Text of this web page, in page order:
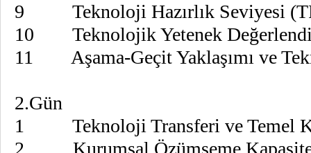
9 Teknoloji Hazırlık Seviyesi
10 Teknolojik Yetenek
11 Aşama-Geçit Yaklaşımı ve
2.Gün
1 Teknoloji Transferi ve Temel
2 Kurumsal Özümseme